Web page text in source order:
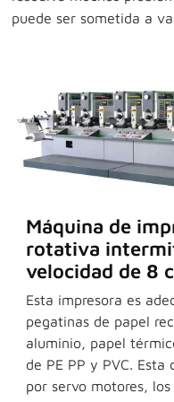
puede ser sometida a
Máquina de
rotativa
velocidad de 8
Esta impresora es
pegatinas de papel
aluminio, papel
de PE PP y PVC.
por servo motores,